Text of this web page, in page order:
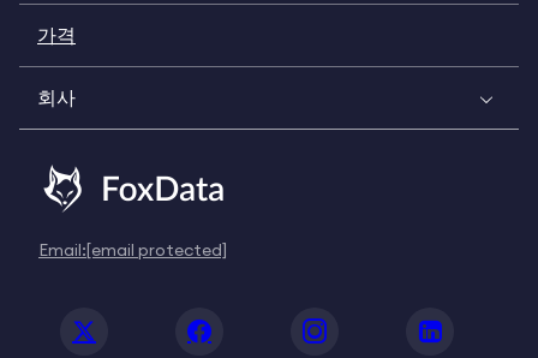
가격
회사
Email:[email protected]